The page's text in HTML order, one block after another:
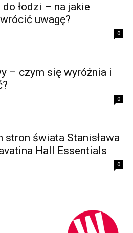
łodzi – na jakie
uwagę?
0
– czym się wyróżnia i
0
stron świata Stanisława
Hall Essentials
0